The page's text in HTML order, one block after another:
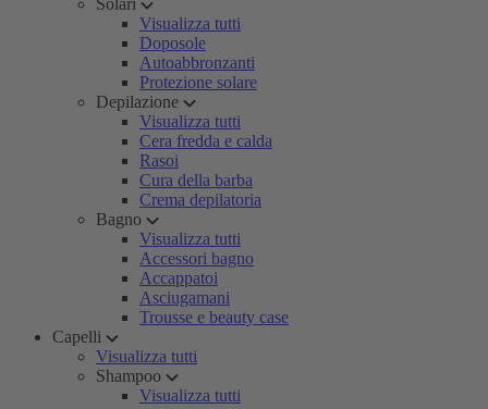
Solari
Visualizza tutti
Doposole
Autoabbronzanti
Protezione solare
Depilazione
Visualizza tutti
Cera fredda e calda
Rasoi
Cura della barba
Crema depilatoria
Bagno
Visualizza tutti
Accessori bagno
Accappatoi
Asciugamani
Trousse e beauty case
Capelli
Visualizza tutti
Shampoo
Visualizza tutti